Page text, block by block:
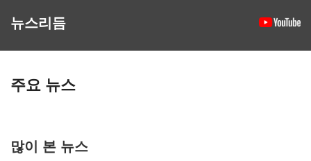
뉴스리듬
주요 뉴스
많이 본 뉴스